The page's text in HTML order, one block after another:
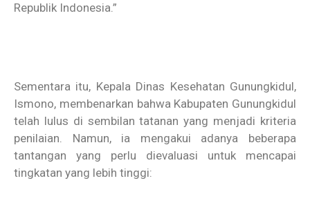
Republik Indonesia.”
Sementara itu, Kepala Dinas Kesehatan Gunungkidul,
Ismono, membenarkan bahwa Kabupaten Gunungkidul
telah lulus di sembilan tatanan yang menjadi kriteria
penilaian. Namun, ia mengakui adanya beberapa
tantangan yang perlu dievaluasi untuk mencapai
tingkatan yang lebih tinggi: